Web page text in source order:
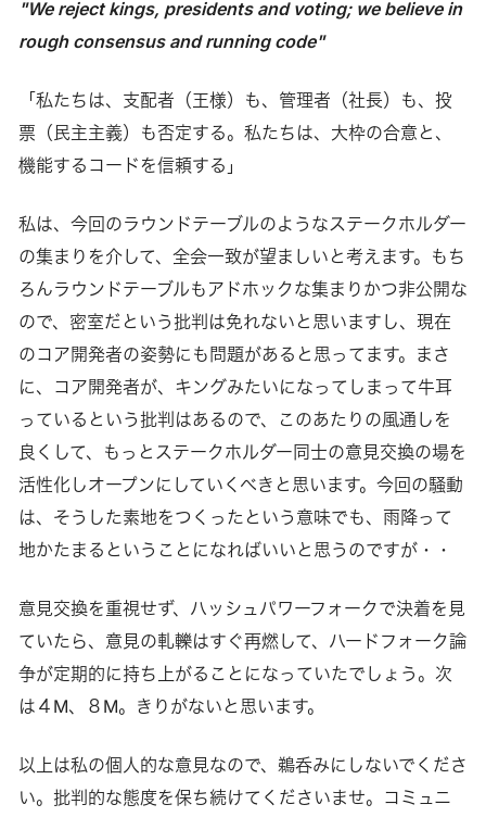
"We reject kings, presidents and voting; we believe in
rough consensus and running code"
「私たちは、支配者（王様）も、管理者（社長）も、投
票（民主主義）も否定する。私たちは、大枠の合意と、
機能するコードを信頼する」
私は、今回のラウンドテーブルのようなステークホルダー
の集まりを介して、全会一致が望ましいと考えます。もち
ろんラウンドテーブルもアドホックな集まりかつ非公開な
ので、密室だという批判は免れないと思いますし、現在
のコア開発者の姿勢にも問題があると思ってます。まさ
に、コア開発者が、キングみたいになってしまって牛耳
っているという批判はあるので、このあたりの風通しを
良くして、もっとステークホルダー同士の意見交換の場を
活性化しオープンにしていくべきと思います。今回の騒動
は、そうした素地をつくったという意味でも、雨降って
地かたまるということになればいいと思うのですが・・
意見交換を重視せず、ハッシュパワーフォークで決着を見
ていたら、意見の軋轢はすぐ再燃して、ハードフォーク論
争が定期的に持ち上がることになっていたでしょう。次
は４M、８M。きりがないと思います。
以上は私の個人的な意見なので、鵜呑みにしないでくださ
い。批判的な態度を保ち続けてくださいませ。コミュニ